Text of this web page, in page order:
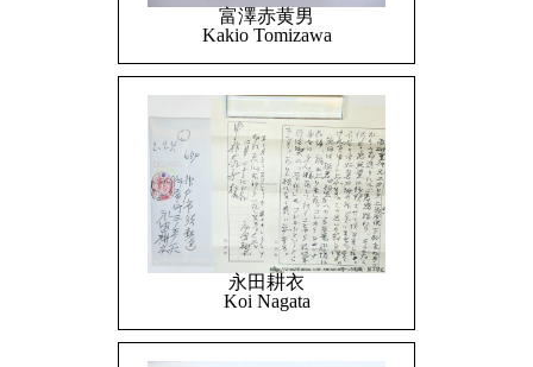
富澤赤黄男
Kakio Tomizawa
永田耕衣
Koi Nagata